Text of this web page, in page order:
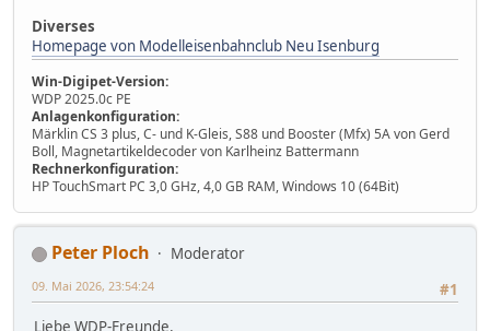
Diverses
Homepage von Modelleisenbahnclub Neu Isenburg
Win-Digipet-Version:
WDP 2025.0c PE
Anlagenkonfiguration:
Märklin CS 3 plus, C- und K-Gleis, S88 und Booster (Mfx) 5A von Gerd
Boll, Magnetartikeldecoder von Karlheinz Battermann
Rechnerkonfiguration:
HP TouchSmart PC 3,0 GHz, 4,0 GB RAM, Windows 10 (64Bit)
Peter Ploch
Moderator
#1
09. Mai 2026, 23:54:24